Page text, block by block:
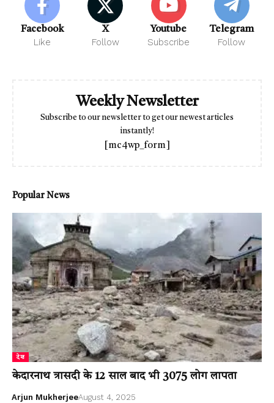
Facebook
Like
X
Follow
Youtube
Subscribe
Telegram
Follow
Weekly Newsletter
Subscribe to our newsletter to get our newest articles
instantly!
[mc4wp_form]
Popular News
देश
केदारनाथ त्रासदी के 12 साल बाद भी 3075 लोग लापता
Arjun MukherjeeAugust 4, 2025